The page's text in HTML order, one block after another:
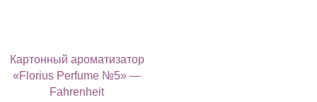
Картонный ароматизатор
«Florius Perfume №5» —
Fahrenheit